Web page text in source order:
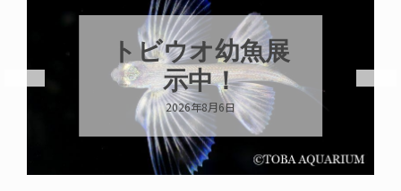
トビウオ幼魚展
示中！
2026年8月6日